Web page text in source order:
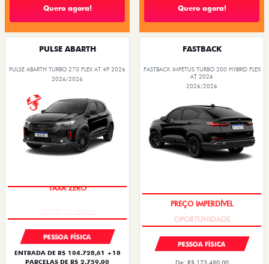
Quero agora! Quero agora!
PULSE ABARTH
PULSE ABARTH TURBO 270 FLEX AT 4P 2026
2026/2026
TAXA ZERO
PESSOA FÍSICA
ENTRADA DE R$ 104.728,61 +18
PARCELAS DE R$ 2.759,00
FASTBACK
FASTBACK IMPETUS TURBO 200 HYBRID FLEX
AT 2026
2026/2026
PREÇO IMPERDÍVEL
PESSOA FÍSICA
De: R$ 173.490,00